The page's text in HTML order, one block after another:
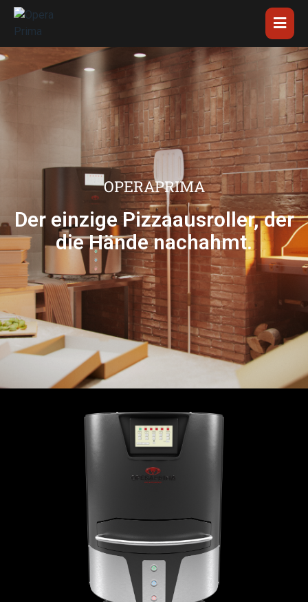
OPERAPRIMA
Der einzige Pizzaausroller, der
die Hände nachahmt.